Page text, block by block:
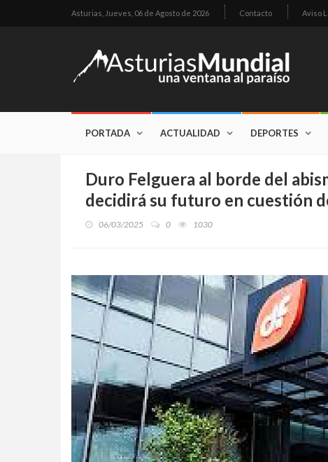
Asturias, Jueves, 06 de Agosto de 2026 Contacto Aviso
PORTADA ACTUALIDAD DEPORTES
Duro Felguera al borde del
decidirá su futuro en cuestión
06/03/2025 0 1030